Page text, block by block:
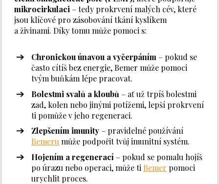
mikrocirkulaci – tedy prokrvení malých cév, které
jsou klíčové pro zásobování tkání kyslíkem
a živinami. Díky tomu může pomoci s:
Chronickou únavou a vyčerpáním – pokud se
často cítíš bez energie, Bemer může pomoci
tvým buňkám lépe pracovat.
Bolestmi svalů a kloubů – ať už trpíš bolestmi
zad, kolen nebo jinými potížemi, lepší prokrvení
ti pomůže v jeho regeneraci.
Zlepšením imunity – pravidelné používání
Bemeru může podpořit tvůj imunitní systém.
Hojením a regenerací – pokud se pomalu hojíš
po úrazu nebo operaci, může ti Bemer pomoci
urychlit proces.